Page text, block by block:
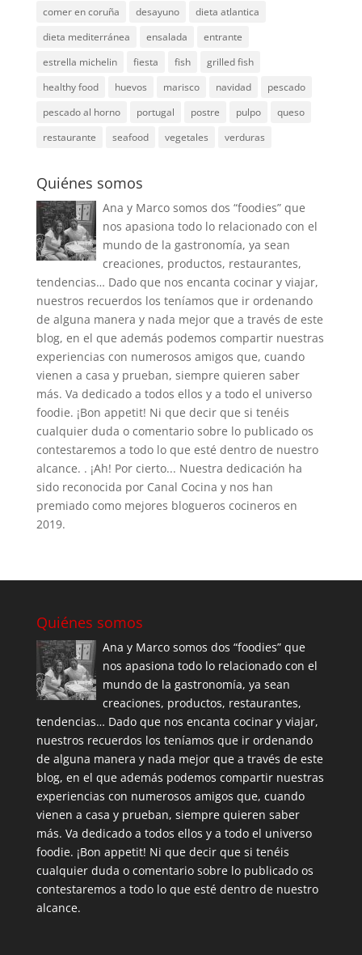
comer en coruña
desayuno
dieta atlantica
dieta mediterránea
ensalada
entrante
estrella michelin
fiesta fish
grilled fish
healthy food
huevos marisco navidad
pescado
pescado al horno
portugal postre pulpo
queso
restaurante
seafood vegetales verduras
Quiénes somos
Ana y Marco somos dos “foodies” que
nos apasiona todo lo relacionado con el
mundo de la gastronomía, ya sean
creaciones, productos, restaurantes,
tendencias… Dado que nos encanta cocinar y viajar,
nuestros recuerdos los teníamos que ir ordenando
de alguna manera y nada mejor que a través de este
blog, en el que además podemos compartir nuestras
experiencias con numerosos amigos que, cuando
vienen a casa y prueban, siempre quieren saber
más. Va dedicado a todos ellos y a todo el universo
foodie. ¡Bon appetit! Ni que decir que si tenéis
cualquier duda o comentario sobre lo publicado os
contestaremos a todo lo que esté dentro de nuestro
alcance. . ¡Ah! Por cierto... Nuestra dedicación ha
sido reconocida por Canal Cocina y nos han
premiado como mejores blogueros cocineros en
2019.
Quiénes somos
Ana y Marco somos dos “foodies” que
nos apasiona todo lo relacionado con el
mundo de la gastronomía, ya sean
creaciones, productos, restaurantes,
tendencias… Dado que nos encanta cocinar y viajar,
nuestros recuerdos los teníamos que ir ordenando
de alguna manera y nada mejor que a través de este
blog, en el que además podemos compartir nuestras
experiencias con numerosos amigos que, cuando
vienen a casa y prueban, siempre quieren saber
más. Va dedicado a todos ellos y a todo el universo
foodie. ¡Bon appetit! Ni que decir que si tenéis
cualquier duda o comentario sobre lo publicado os
contestaremos a todo lo que esté dentro de nuestro
alcance.